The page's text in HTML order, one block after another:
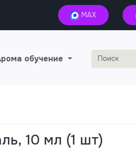
MAX
обучение
10 мл (1 шт)